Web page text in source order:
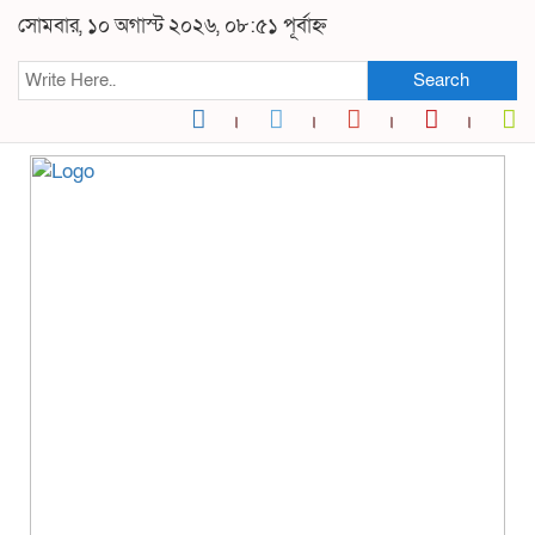
সোমবার, ১০ অগাস্ট ২০২৬, ০৮:৫১ পূর্বাহ্ন
Search